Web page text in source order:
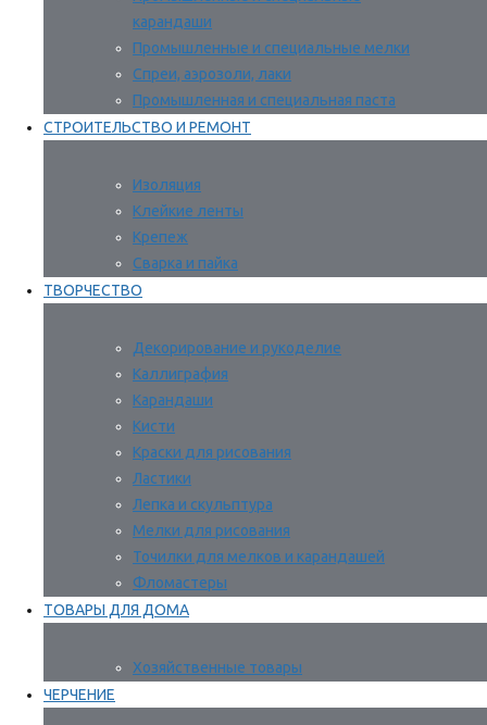
карандаши
Промышленные и специальные мелки
Спреи, аэрозоли, лаки
Промышленная и специальная паста
СТРОИТЕЛЬСТВО И РЕМОНТ
Изоляция
Клейкие ленты
Крепеж
Сварка и пайка
ТВОРЧЕСТВО
Декорирование и рукоделие
Каллиграфия
Карандаши
Кисти
Краски для рисования
Ластики
Лепка и скульптура
Мелки для рисования
Точилки для мелков и карандашей
Фломастеры
ТОВАРЫ ДЛЯ ДОМА
Хозяйственные товары
ЧЕРЧЕНИЕ